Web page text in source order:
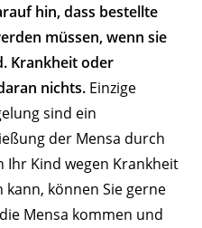
hin, dass bestellte
müssen, wenn sie
Krankheit oder
nichts. Einzige
sind ein
der Mensa durch
Ihr Kind wegen Krankheit
können Sie gerne
Mensa kommen und